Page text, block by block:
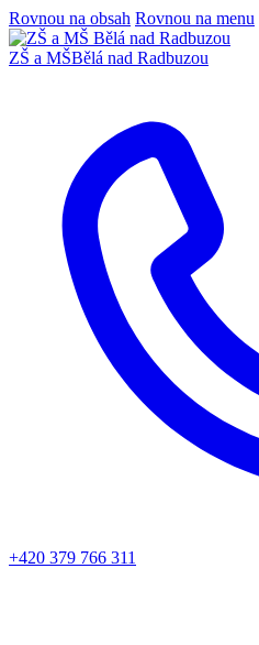
Rovnou na obsah Rovnou na menu
ZŠ a MŠBělá nad Radbuzou
+420 379 766 311